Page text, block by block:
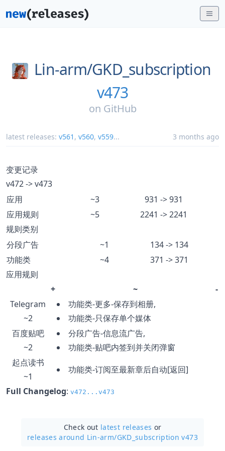
Lin-arm/GKD_subscription
v473
on GitHub
latest releases: v561 , v560, v559... 3 months ago
变更记录
v472 -> v473
应用
~3
931 -> 931
应用规则
~5
2241 -> 2241
规则类别
分段广告
~1
134 -> 134
功能类
~4
371 -> 371
应用规则
+
~
-
Telegram
~2
功能类-更多-保存到相册,
功能类-只保存单个媒体
百度贴吧
~2
分段广告-信息流广告,
功能类-贴吧内签到并关闭弹窗
起点读书
~1
功能类-订阅至最新章后自动[返回]
Full Changelog: v472...v473
Check out latest releases or
releases around Lin-arm/GKD_subscription v473